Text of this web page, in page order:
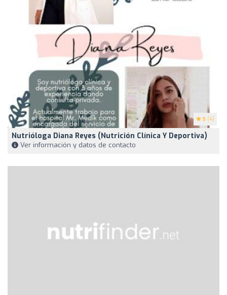
5 (4)
Nutrióloga Diana Reyes (Nutrición Clínica Y Deportiva)
Ver información y datos de contacto